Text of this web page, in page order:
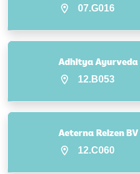
07.G016
Adhitya Ayurveda
12.B053
Aeterna Reizen BV
12.C060